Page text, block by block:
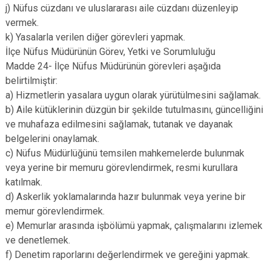
j) Nüfus cüzdanı ve uluslararası aile cüzdanı düzenleyip
vermek.
k) Yasalarla verilen diğer görevleri yapmak.
İlçe Nüfus Müdürünün Görev, Yetki ve Sorumluluğu
Madde 24- İlçe Nüfus Müdürünün görevleri aşağıda
belirtilmiştir:
a) Hizmetlerin yasalara uygun olarak yürütülmesini sağlamak.
b) Aile kütüklerinin düzgün bir şekilde tutulmasını, güncelliğini
ve muhafaza edilmesini sağlamak, tutanak ve dayanak
belgelerini onaylamak.
c) Nüfus Müdürlüğünü temsilen mahkemelerde bulunmak
veya yerine bir memuru görevlendirmek, resmi kurullara
katılmak.
d) Askerlik yoklamalarında hazır bulunmak veya yerine bir
memur görevlendirmek.
e) Memurlar arasında işbölümü yapmak, çalışmalarını izlemek
ve denetlemek.
f) Denetim raporlarını değerlendirmek ve gereğini yapmak.